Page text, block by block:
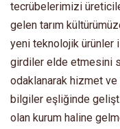
tecrübelerimizi
gelen tarım
yeni teknolojik ürünler
girdiler elde etmesini
odaklanarak hizmet ve
bilgiler eşliğinde
olan kurum haline